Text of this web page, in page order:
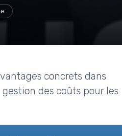
concrets dans
des coûts pour les